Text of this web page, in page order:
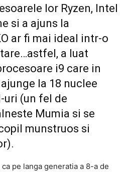
lor Ryzen, Intel
si a ajuns la
ar fi mai ideal intr-o
a luat
i9 care in
la 18 nuclee
uri (un fel de
Mumia si se
munstruos si
pe langa generatia a 8-a de